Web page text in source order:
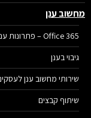
ענן
Office 365 – פתרונות ענן
גיבוי בענן
שירותי מחשוב ענן לעסקים
שיתוף קבצים